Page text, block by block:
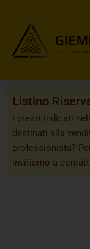
Listino
I prezzi indicati
destinati alla
professionista?
invitiamo a